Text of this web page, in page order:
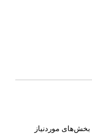
بخش‌های موردنیاز